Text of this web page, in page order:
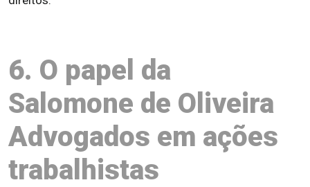
6. O papel da
Salomone de Oliveira
Advogados em ações
trabalhistas